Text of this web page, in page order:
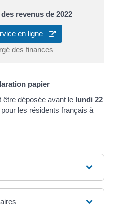
revenus de 2022
en ligne
des finances
papier
être déposée avant le lundi 22
les résidents français à